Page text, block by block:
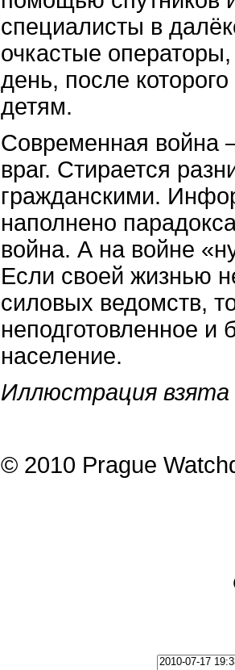
специалисты в
очкастые
день, после
детям.
Современная война
враг. Стирается
гражданскими.
наполнено
война. А на войне
Если своей жизнью
силовых ведомств,
неподготовленное и
население.
Иллюстрация
© 2010 Prague